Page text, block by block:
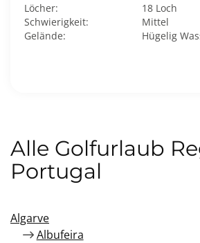
Löcher:
18 Loch
Schwierigkeit:
Mittel
Gelände:
Hügelig
Alle Golfurlaub
Portugal
Algarve
Albufeira